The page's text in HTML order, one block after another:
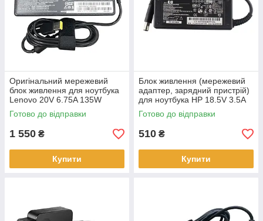
Оригінальний мережевий
блок живлення для ноутбука
Lenovo 20V 6.75A 135W
square USB прямокутний без
кабеля 220V
Готово до відправки
1 550 ₴
Купити
Блок живлення (мережевий
адаптер, зарядний пристрій)
для ноутбука HP 18.5V 3.5A
65W 7.4*5.0
Готово до відправки
510 ₴
Купити